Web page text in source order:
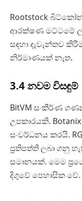
Rootstock
ආරක්ෂණ මට්ටමේ
සඳහා දැවැන්තව
නිර්මාණයක් නැත.
3.4 නවම විසඳුම්
BitVM සංකීර්ණ
උපකාරයකි.
සංවර්ධනය කරයි.
ප්‍රතිපත්ති ලබා ගනු
සමානයක්. මෙම
දිගුවේ පෙහාසික වේ.